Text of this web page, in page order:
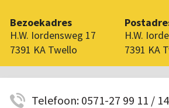
Bezoekadres
H.W. Iordensweg 17
7391 KA Twello
H.W.
7391 KA
Telefoon: 0571-27 99 11 /